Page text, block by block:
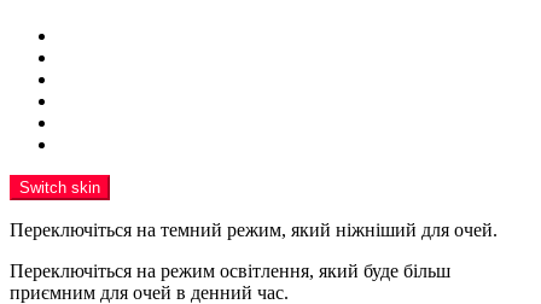
Switch skin
Переключіться на темний режим, який ніжніший для очей.
Переключіться на режим освітлення, який буде більш
приємним для очей в денний час.